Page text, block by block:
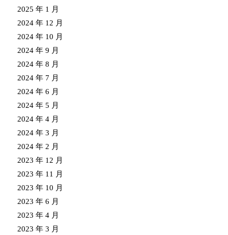
2025 年 1 月
2024 年 12 月
2024 年 10 月
2024 年 9 月
2024 年 8 月
2024 年 7 月
2024 年 6 月
2024 年 5 月
2024 年 4 月
2024 年 3 月
2024 年 2 月
2023 年 12 月
2023 年 11 月
2023 年 10 月
2023 年 6 月
2023 年 4 月
2023 年 3 月